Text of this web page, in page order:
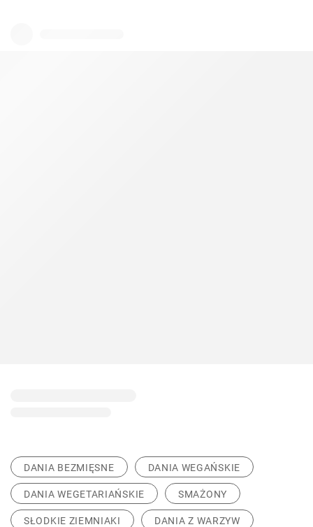
DANIA BEZMIĘSNE DANIA WEGAŃSKIE
DANIA WEGETARIAŃSKIE SMAŻONY
SŁODKIE ZIEMNIAKI DANIA Z WARZYW